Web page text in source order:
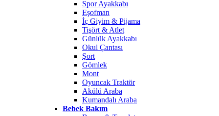
Spor Ayakkabı
Eşofman
İç Giyim & Pijama
Tişört & Atlet
Günlük Ayakkabı
Okul Çantası
Şort
Gömlek
Mont
Oyuncak Traktör
Akülü Araba
Kumandalı Araba
Bebek Bakım